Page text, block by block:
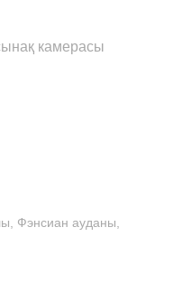
камерасы
Фэнсиан ауданы,